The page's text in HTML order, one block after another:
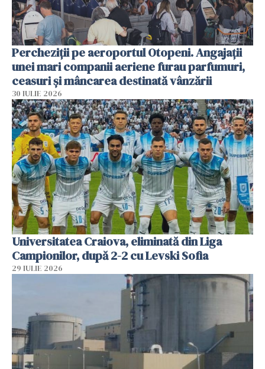
Percheziții pe aeroportul Otopeni. Angajații
unei mari companii aeriene furau parfumuri,
ceasuri și mâncarea destinată vânzării
30 IULIE 2026
Universitatea Craiova, eliminată din Liga
Campionilor, după 2-2 cu Levski Sofia
29 IULIE 2026